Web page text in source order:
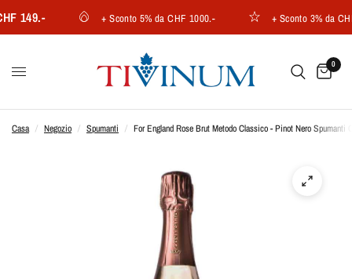
149.- + Sconto 5% da CHF 1000.- + Sconto 3% da CHF
0
Casa / Negozio / Spumanti / For England Rose Brut Metodo Classico - Pinot Nero Spumanti